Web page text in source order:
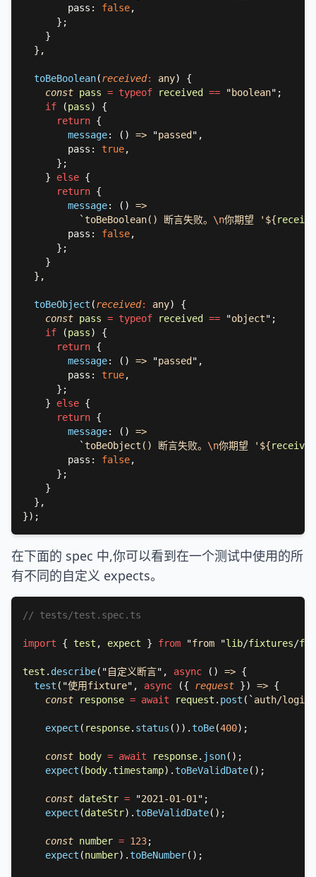
        pass:
false
toBeBoolean(received: any)
const pass = typeof received == "boolean"
if
(pass
return
message: () => "passed "
        pass:
true
    }
else
return
message: ()
`toBeBoolean() 断言失败。 \n你期望 '${
        pass:
false
toBeObject (received: any)
const pass = typeof received == "object"
if
(pass
return
message: () => "passed "
        pass:
true
    }
else
return
message: ()
`toBeObject() 断言失败。 \n你期望 '${received
        pass:
false
在下面的 spec 中,你可以看到在一个测试中使用的所
有不同的自定义 expects。
import { test , expect } from "from "lib/fixtures/
test . describe( "自定义断言" , async () =>
test ( "使用fixture" , async ({ request }) =>
const
response = await request . post ( ` auth/login
expect ( response. status ()).toBe(400
const body = await response. json
expect ( body.timestamp).toBeValidDate
const dateStr = "2021-01-01 "
expect (dateStr).toBeValidDate
const number = 123
expect (number).toBeNumber